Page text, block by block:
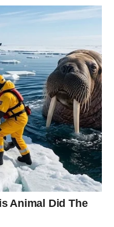
oko sebe.
vaša najveća